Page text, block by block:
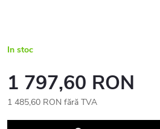
In stoc
1 797,60 RON
1 485,60 RON fără TVA